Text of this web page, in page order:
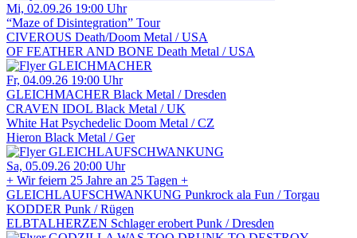
Mi, 02.09.26 19:00 Uhr
“Maze of Disintegration” Tour
CIVEROUS Death/Doom Metal / USA
OF FEATHER AND BONE Death Metal / USA
Fr, 04.09.26 19:00 Uhr
GLEICHMACHER Black Metal / Dresden
CRAVEN IDOL Black Metal / UK
White Hat Psychedelic Doom Metal / CZ
Hieron Black Metal / Ger
Sa, 05.09.26 20:00 Uhr
+ Wir feiern 25 Jahre an 25 Tagen +
GLEICHLAUFSCHWANKUNG Punkrock ala Fun / Torgau
KODDER Punk / Rügen
ELBTALHERZEN Schlager erobert Punk / Dresden